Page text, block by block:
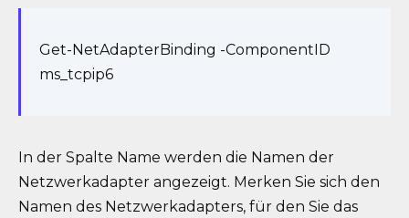
Get-NetAdapterBinding -ComponentID
ms_tcpip6
In der Spalte Name werden die Namen der
Netzwerkadapter angezeigt. Merken Sie sich den
Namen des Netzwerkadapters, für den Sie das